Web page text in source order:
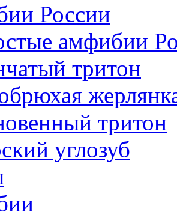
России
амфибии
тритон
тритон
углозуб